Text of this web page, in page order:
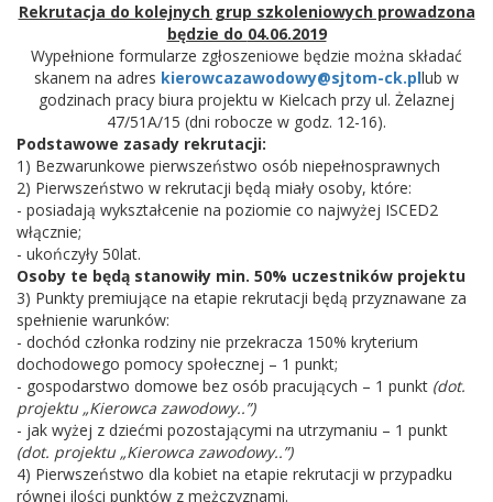
Rekrutacja do kolejnych grup szkoleniowych prowadzona
będzie do 04.06.2019
Wypełnione formularze zgłoszeniowe będzie można składać
skanem na adres kierowcazawodowy@sjtom-ck.pllub w
godzinach pracy biura projektu w Kielcach przy ul. Żelaznej
47/51A/15 (dni robocze w godz. 12-16).
Podstawowe zasady rekrutacji:
1) Bezwarunkowe pierwszeństwo osób niepełnosprawnych
2) Pierwszeństwo w rekrutacji będą miały osoby, które:
- posiadają wykształcenie na poziomie co najwyżej ISCED2
włącznie;
- ukończyły 50lat.
Osoby te będą stanowiły min. 50% uczestników projektu
3) Punkty premiujące na etapie rekrutacji będą przyznawane za
spełnienie warunków:
- dochód członka rodziny nie przekracza 150% kryterium
dochodowego pomocy społecznej – 1 punkt;
- gospodarstwo domowe bez osób pracujących – 1 punkt (dot.
projektu „Kierowca zawodowy..”)
- jak wyżej z dziećmi pozostającymi na utrzymaniu – 1 punkt
(dot. projektu „Kierowca zawodowy..”)
4) Pierwszeństwo dla kobiet na etapie rekrutacji w przypadku
równej ilości punktów z mężczyznami.